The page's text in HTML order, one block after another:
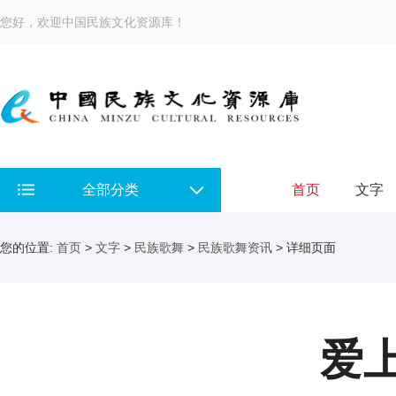
您好，欢迎中国民族文化资源库！
全部分类 首页 文字
您的位置: 首页 > 文字 > 民族歌舞 > 民族歌舞资讯 > 详细页面
爱